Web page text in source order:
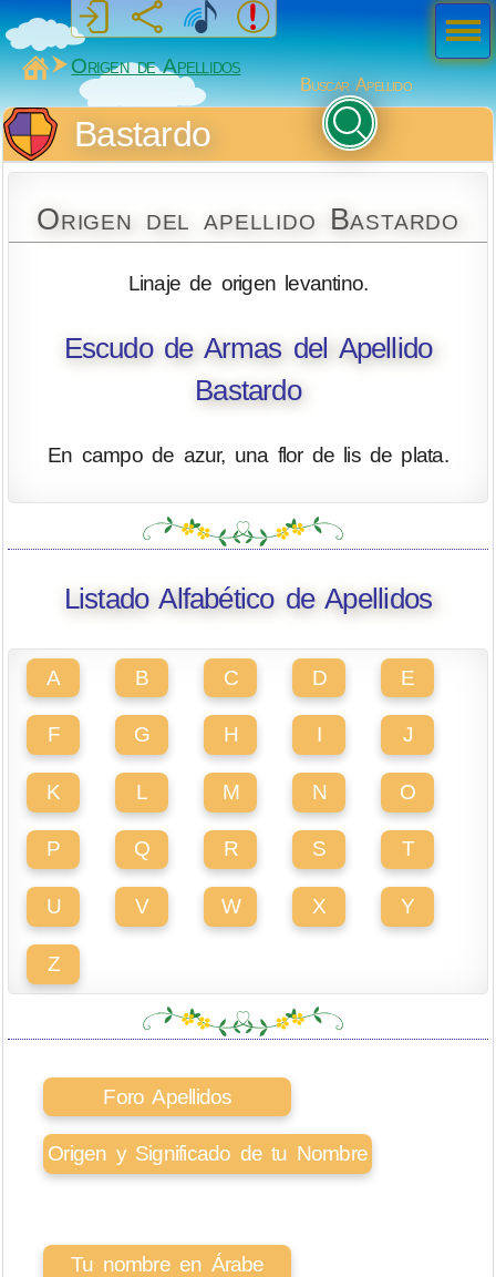
MiSabueso
Origen de Apellidos
Buscar Apellido
Bastardo
Origen del apellido Bastardo
Linaje de origen levantino.
Escudo de Armas del Apellido
Bastardo
En campo de azur, una flor de lis de plata.
Listado Alfabético de Apellidos
A B C D E
F G H I J
K L M N O
P Q R S T
U V W X Y
Z
Foro Apellidos
Origen y Significado de tu Nombre
Tu nombre en Árabe
Men
ú